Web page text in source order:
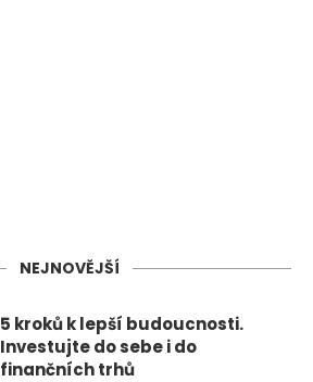
NEJNOVĚJŠÍ
5 kroků k lepší budoucnosti.
Investujte do sebe i do
finančních trhů